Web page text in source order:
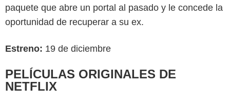
paquete que abre un portal al pasado y le concede la
oportunidad de recuperar a su ex.
Estreno: 19 de diciembre
PELÍCULAS ORIGINALES DE
NETFLIX